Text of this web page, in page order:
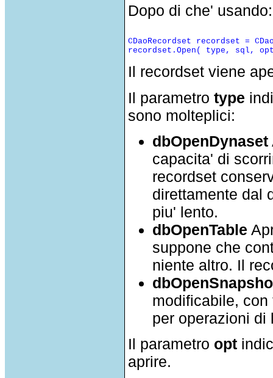
Dopo di che' usando:
CDaoRecordset recordset =
Il recordset viene
Il parametrotype
sono molteplici:
dbOpenDynaset
capacita' di
recordset
direttamente dal
piu' lento.
dbOpenTable
suppone che
niente altro. Il
modificabile,
per operazioni di
Il parametro opt
aprire.